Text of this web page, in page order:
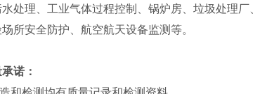
处理、工业气体过程控制、锅炉房、垃圾处理厂
所安全防护、航空航天设备监测等。
诺：